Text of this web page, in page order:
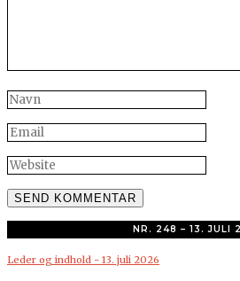
NR. 248 – 13. JULI
Leder og indhold - 13. juli 2026